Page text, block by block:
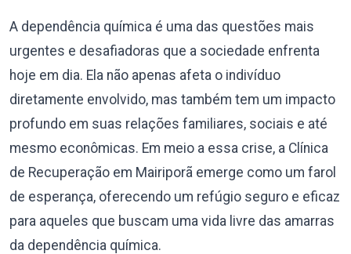
A dependência química é uma das questões mais
urgentes e desafiadoras que a sociedade enfrenta
hoje em dia. Ela não apenas afeta o indivíduo
diretamente envolvido, mas também tem um impacto
profundo em suas relações familiares, sociais e até
mesmo econômicas. Em meio a essa crise, a Clínica
de Recuperação em Mairiporã emerge como um farol
de esperança, oferecendo um refúgio seguro e eficaz
para aqueles que buscam uma vida livre das amarras
da dependência química.